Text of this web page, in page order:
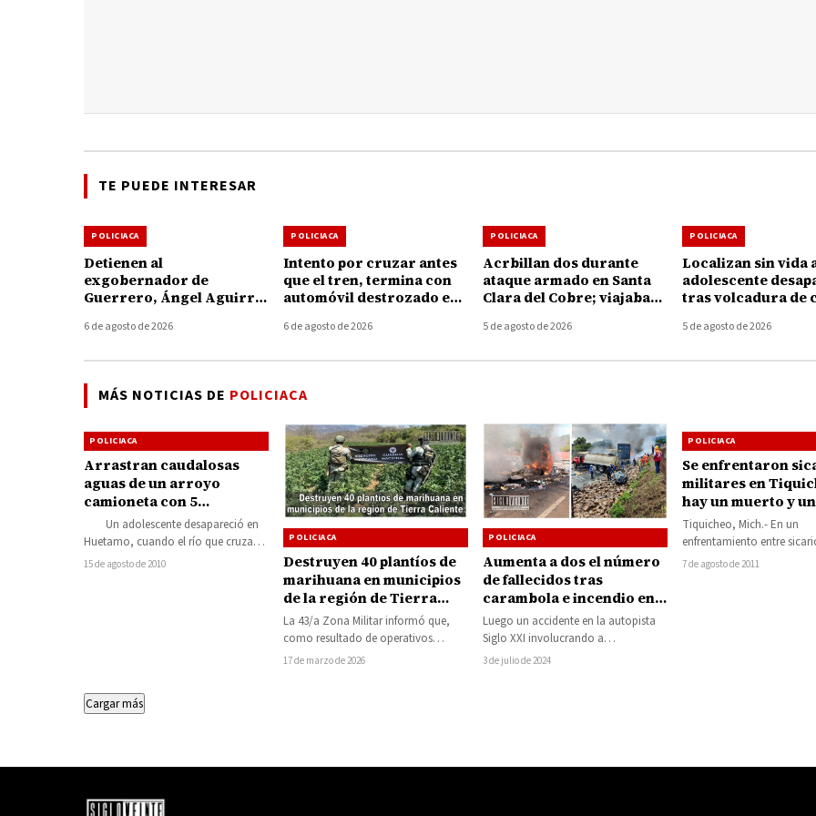
TE PUEDE INTERESAR
POLICIACA
Detienen al
exgobernador de
Guerrero, Ángel Aguirre,
encubrimiento en el caso
6 de agosto de 2026
POLICIACA
Intento por cruzar antes
que el tren, termina con
automóvil destrozado en
6 de agosto de 2026
POLICIACA
Acrbillan dos durante
ataque armado en Santa
Clara del Cobre; viajaban
placas de Texas
5 de agosto de 2026
POLICIACA
Localizan sin vida
adolescente
tras volcadura de
5 de agosto de 2026
MÁS NOTICIAS DE POLICIACA
POLICIACA
Arrastran caudalosas
aguas de un arroyo
camioneta con 5
personas; una
desapareció
Un adolescente desapareció en
Huetamo, cuando el río que cruza
por esa población arrastró la
15 de agosto de 2010
POLICIACA
Destruyen 40 plantíos de
marihuana en municipios
de la región de Tierra
Caliente
La 43/a Zona Militar informó que,
como resultado de operativos
realizados entre el 6 y el 9 de…
17 de marzo de 2026
POLICIACA
Aumenta a dos el número
de fallecidos tras
carambola e incendio en
la autopista Siglo XXI
Luego un accidente en la autopista
Siglo XXI involucrando a
tractocamiones y un vehículo
3 de julio de 2024
POLICIACA
Se enfrentaron
militares en
hay un muerto y un
detenido
Tiquicheo, Mich.- En un
enfrentamiento entre
efectivos del Ejército
7 de agosto de 2011
Cargar más